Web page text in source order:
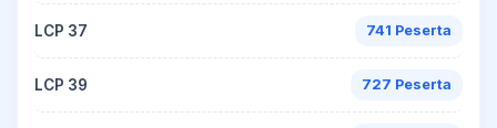
LCP 37 741 Peserta
LCP 39 727 Peserta